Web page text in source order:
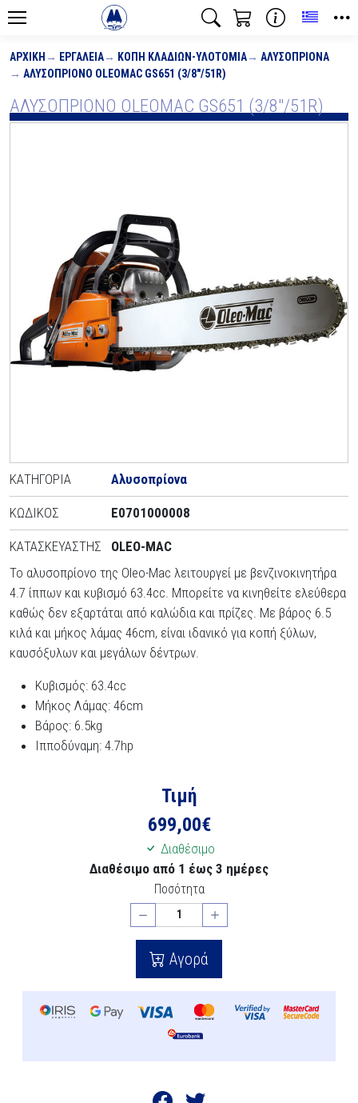
ΑΡΧΙΚΉ ΕΡΓΑΛΕΊΑ ΚΟΠΉ ΚΛΑΔΙΏΝ-ΥΛΟΤΟΜΊΑ
ΑΛΥΣΟΠΡΊΟΝΑ
ΑΛΥΣΟΠΡΙΟΝΟ OLEOMAC GS651 (3/8"/51R)
ΑΛΥΣΟΠΡΙΟΝΟ OLEOMAC GS651 (3/8"/51R)
ΚΑΤΗΓΟΡΊΑ Αλυσοπρίονα
ΚΩΔΙΚΌΣ E0701000008
ΚΑΤΑΣΚΕΥΑΣΤΉΣ
OLEO-MAC
Το αλυσοπρίονο της Oleo-Mac λειτουργεί με βενζινοκινητήρα
4.7 ίππων και κυβισμό 63.4cc. Μπορείτε να κινηθείτε ελεύθερα
καθώς δεν εξαρτάται από καλώδια και πρίζες. Με βάρος 6.5
κιλά και μήκος λάμας 46cm, είναι ιδανικό για κοπή ξύλων,
καυσόξυλων και μεγάλων δέντρων.
Κυβισμός: 63.4cc
Μήκος Λάμας: 46cm
Βάρος: 6.5kg
Ιπποδύναμη: 4.7hp
Τιμή
699,00€
Διαθέσιμο
Διαθέσιμο από 1 έως 3 ημέρες
Ποσότητα
Αγορά